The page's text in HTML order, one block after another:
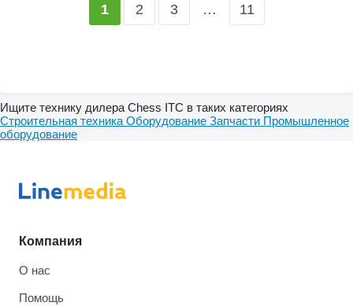
1 2 3 … 11
Ищите технику дилера Chess ITC в таких категориях
Строительная техника Оборудование Запчасти Промышленное
оборудование
Компания
О нас
Помощь